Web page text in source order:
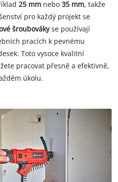
25 mm nebo35 mm, takže
pro každý projekt se
šroubovákyse používají
pracích k pevnému
Toto vysoce kvalitní
pracovat přesně a efektivně,
úkolu.